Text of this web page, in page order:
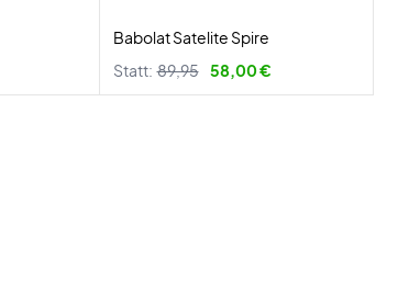
Babolat Satelite Spire
Statt: 89,95 58,00 €